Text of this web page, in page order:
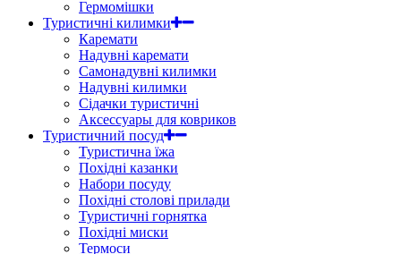
Гермомішки
Туристичні килимки
Каремати
Надувні каремати
Самонадувні килимки
Надувні килимки
Сідачки туристичні
Аксессуары для ковриков
Туристичний посуд
Туристична їжа
Похідні казанки
Набори посуду
Похідні столові прилади
Туристичні горнятка
Похідні миски
Термоси